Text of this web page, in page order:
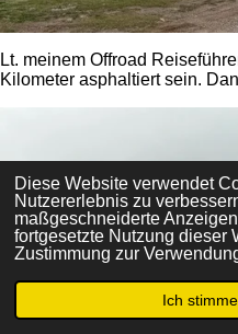
Diese Website verwendet
Nutzererlebnis zu
maßgeschneiderte
fortgesetzte Nutzung dieser
Zustimmung zur
Ich
Lt. meinem Offroad
Kilometer asphaltiert sein.